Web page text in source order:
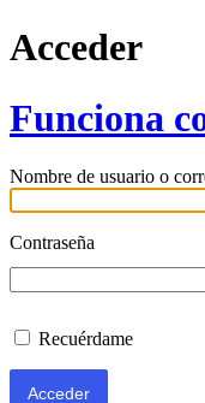
Acceder
Funciona
Nombre de usuario o
Contraseña
Recuérdame